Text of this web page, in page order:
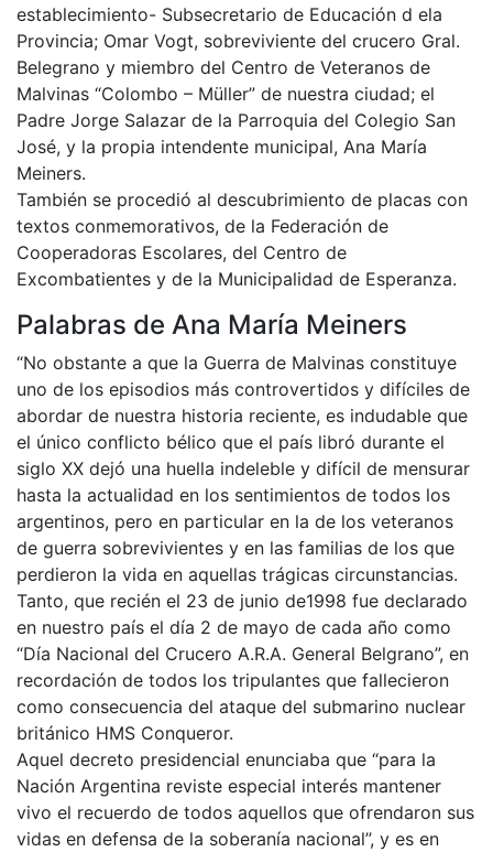
establecimiento- Subsecretario de Educación d ela
Provincia; Omar Vogt, sobreviviente del crucero Gral.
Belegrano y miembro del Centro de Veteranos de
Malvinas “Colombo – Müller” de nuestra ciudad; el
Padre Jorge Salazar de la Parroquia del Colegio San
José, y la propia intendente municipal, Ana María
Meiners.
También se procedió al descubrimiento de placas con
textos conmemorativos, de la Federación de
Cooperadoras Escolares, del Centro de
Excombatientes y de la Municipalidad de Esperanza.
Palabras de Ana María Meiners
“No obstante a que la Guerra de Malvinas constituye
uno de los episodios más controvertidos y difíciles de
abordar de nuestra historia reciente, es indudable que
el único conflicto bélico que el país libró durante el
siglo XX dejó una huella indeleble y difícil de mensurar
hasta la actualidad en los sentimientos de todos los
argentinos, pero en particular en la de los veteranos
de guerra sobrevivientes y en las familias de los que
perdieron la vida en aquellas trágicas circunstancias.
Tanto, que recién el 23 de junio de1998 fue declarado
en nuestro país el día 2 de mayo de cada año como
“Día Nacional del Crucero A.R.A. General Belgrano”, en
recordación de todos los tripulantes que fallecieron
como consecuencia del ataque del submarino nuclear
británico HMS Conqueror.
Aquel decreto presidencial enunciaba que “para la
Nación Argentina reviste especial interés mantener
vivo el recuerdo de todos aquellos que ofrendaron sus
vidas en defensa de la soberanía nacional”, y es en